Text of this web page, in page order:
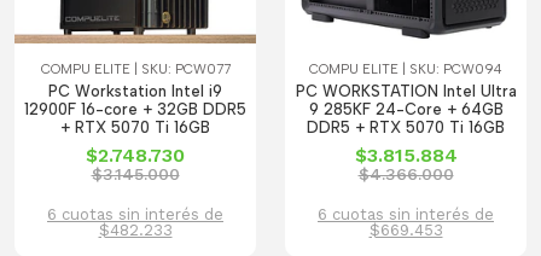
COMPU ELITE | SKU: PCW077
PC Workstation Intel i9
12900F 16-core + 32GB DDR5
+ RTX 5070 Ti 16GB
$2.748.730
$3.145.000
6 cuotas sin interés de
$482.233
COMPU ELITE | SKU: PCW094
PC WORKSTATION Intel Ultra
9 285KF 24-Core + 64GB
DDR5 + RTX 5070 Ti 16GB
$3.815.884
$4.366.000
6 cuotas sin interés de
$669.453